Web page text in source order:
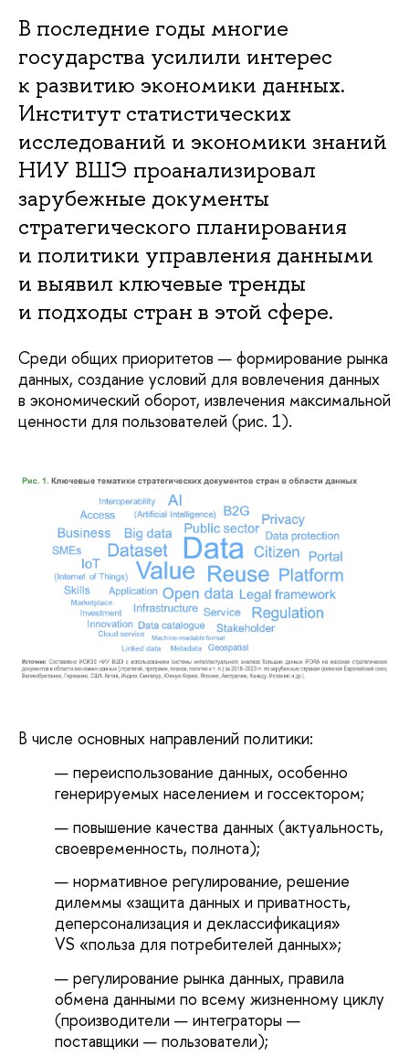
В последние годы многие
государства усилили интерес
к развитию экономики данных.
Институт статистических
исследований и экономики знаний
НИУ ВШЭ проанализировал
зарубежные документы
стратегического планирования
и политики управления данными
и выявил ключевые тренды
и подходы стран в этой сфере.
Среди общих приоритетов — формирование рынка
данных, создание условий для вовлечения данных
в экономический оборот, извлечения максимальной
ценности для пользователей (рис. 1).
В числе основных направлений политики:
переиспользование данных, особенно
генерируемых населением и госсектором;
повышение качества данных (актуальность,
своевременность, полнота);
нормативное регулирование, решение
дилеммы «защита данных и приватность,
деперсонализация и деклассификация»
VS «польза для потребителей данных»;
регулирование рынка данных, правила
обмена данными по всему жизненному циклу
(производители — интеграторы —
поставщики — пользователи);